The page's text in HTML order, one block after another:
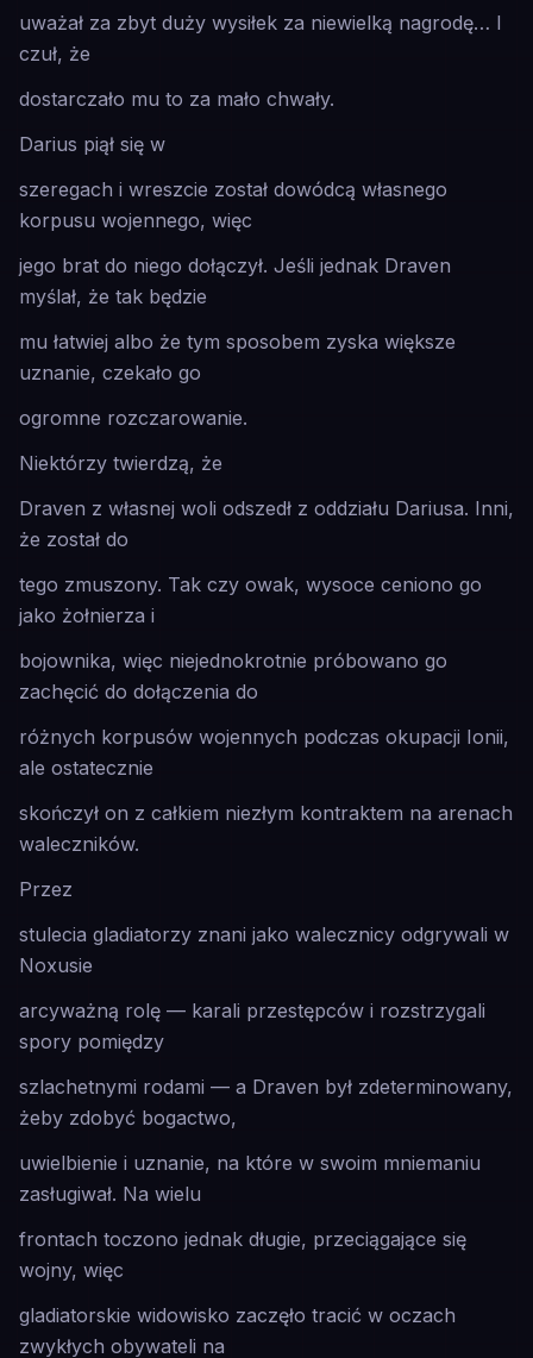
uważał za zbyt duży wysiłek za niewielką nagrodę… I
czuł, że
dostarczało mu to za mało chwały.
Darius piął się w
szeregach i wreszcie został dowódcą własnego
korpusu wojennego, więc
jego brat do niego dołączył. Jeśli jednak Draven
myślał, że tak będzie
mu łatwiej albo że tym sposobem zyska większe
uznanie, czekało go
ogromne rozczarowanie.
Niektórzy twierdzą, że
Draven z własnej woli odszedł z oddziału Dariusa. Inni,
że został do
tego zmuszony. Tak czy owak, wysoce ceniono go
jako żołnierza i
bojownika, więc niejednokrotnie próbowano go
zachęcić do dołączenia do
różnych korpusów wojennych podczas okupacji Ionii,
ale ostatecznie
skończył on z całkiem niezłym kontraktem na arenach
waleczników.
Przez
stulecia gladiatorzy znani jako walecznicy odgrywali w
Noxusie
arcyważną rolę — karali przestępców i rozstrzygali
spory pomiędzy
szlachetnymi rodami — a Draven był zdeterminowany,
żeby zdobyć bogactwo,
uwielbienie i uznanie, na które w swoim mniemaniu
zasługiwał. Na wielu
frontach toczono jednak długie, przeciągające się
wojny, więc
gladiatorskie widowisko zaczęło tracić w oczach
zwykłych obywateli na